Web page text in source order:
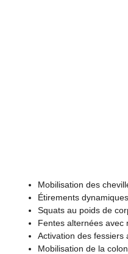
Mobilisation des
Étirements
Squats au poids de
Fentes alternées avec
Activation des fessiers
Mobilisation de la